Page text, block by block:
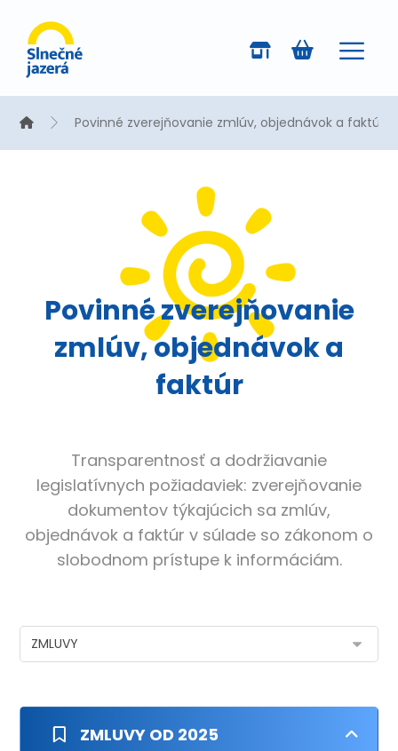
Povinné zverejňovanie zmlúv, objednávok a faktúr
Povinné zverejňovanie
zmlúv, objednávok a
faktúr
Transparentnosť a dodržiavanie
legislatívnych požiadaviek: zverejňovanie
dokumentov týkajúcich sa zmlúv,
objednávok a faktúr v súlade so zákonom o
slobodnom prístupe k informáciám.
ZMLUVY OD 2025